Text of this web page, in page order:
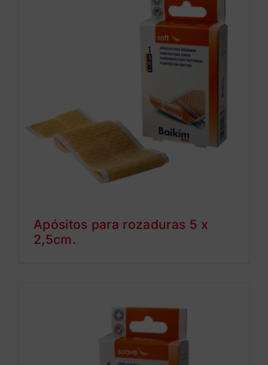
Apósitos para rozaduras 5 x
2,5cm.